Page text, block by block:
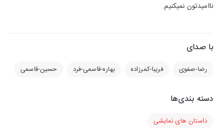
ناامیدتون نمیکنیم.
با صدای
رضا-صفوی فریبا-کمرزاده بهاره-قاسمی-فرد حسین-قاسمی
دسته بندی‌ها
داستان های نمایشی